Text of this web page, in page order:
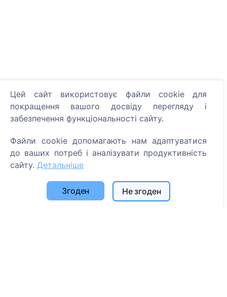
Інформація
Про CEMETY
Часто задавані питання
Події
Список муніципалітетів та користувачів
Політика конфіденційності
Політика платежів
Цей сайт використовує файли cookie для
покращення вашого досвіду перегляду і
забезпечення функціональності сайту.
Файли cookie допомагають нам адаптуватися
до ваших потреб і аналізувати продуктивність
сайту. Детальніше
Згоден Не згоден